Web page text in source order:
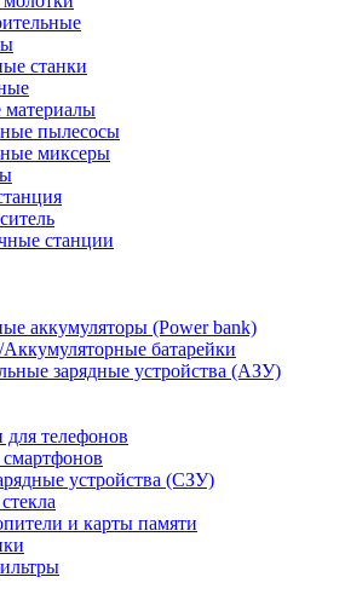
станки
материалы
пылесосы
миксеры
станции
аккумуляторы (Power bank)
Аккумуляторные батарейки
зарядные устройства (АЗУ)
для телефонов
устройства (СЗУ)
и карты памяти